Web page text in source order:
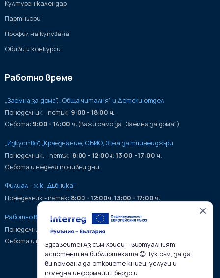
Културен календар
Партньори
Профил на купувача
Обяви и конкурси
Работно време
„Заемна за дома", „Обща читалня" и Детски отдел
Понеделник - петък: 9:00 - 18:00 ч.
Събота: 9:00 - 14:00 ч.(Важи само за „Заемна за дома“)
„Изкуство", „Краезнание", СБИО, Зона за тийнейджъри
Понеделник. - петък: 8:00 - 12:00ч. 13:00 - 17:00 ч.
Събота и неделя почивни дни.
Филиал – ж.к „Дъбника"
Понеделник - петък: 8:00 - 12:00ч. 13:00 - 17:00 ч.
Работно време на хранилища:
Понеделник - петък:9:00 - 17:00ч.
Събота и неделя почивни дни.
✕
Здравейте! Аз съм Хриси – виртуалният
асистент на библиотеката 😊 Тук съм, за да
ви помогна да откриете книги, услуги и
полезна информация бързо и